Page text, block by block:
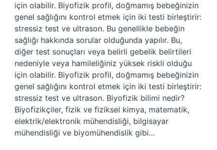
için olabilir. Biyofizik profil, doğmamış bebeğinizin
genel sağlığını kontrol etmek için iki testi birleştirir:
stressiz test ve ultrason. Bu genellikle bebeğin
sağlığı hakkında sorular olduğunda yapılır. Bu,
diğer test sonuçları veya belirli gebelik belirtileri
nedeniyle veya hamileliğiniz yüksek riskli olduğu
için olabilir. Biyofizik profil, doğmamış bebeğinizin
genel sağlığını kontrol etmek için iki testi birleştirir:
stressiz test ve ultrason. Biyofizik bilimi nedir?
Biyofizikçiler, fizik ve fiziksel kimya, matematik,
elektrik/elektronik mühendisliği, bilgisayar
mühendisliği ve biyomühendislik gibi…